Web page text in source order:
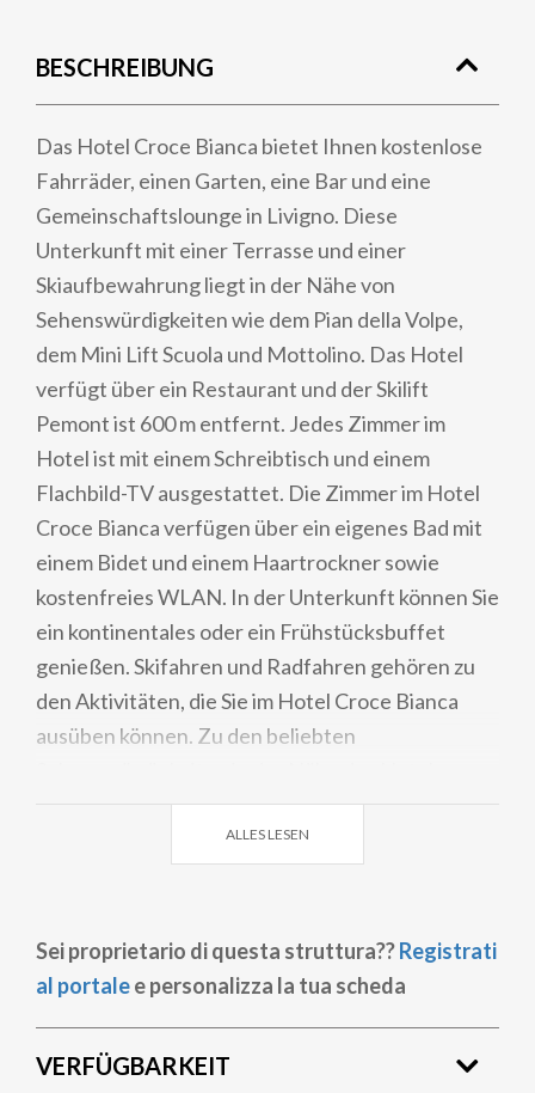
BESCHREIBUNG
Das Hotel Croce Bianca bietet Ihnen kostenlose
Fahrräder, einen Garten, eine Bar und eine
Gemeinschaftslounge in Livigno. Diese
Unterkunft mit einer Terrasse und einer
Skiaufbewahrung liegt in der Nähe von
Sehenswürdigkeiten wie dem Pian della Volpe,
dem Mini Lift Scuola und Mottolino. Das Hotel
verfügt über ein Restaurant und der Skilift
Pemont ist 600 m entfernt. Jedes Zimmer im
Hotel ist mit einem Schreibtisch und einem
Flachbild-TV ausgestattet. Die Zimmer im Hotel
Croce Bianca verfügen über ein eigenes Bad mit
einem Bidet und einem Haartrockner sowie
kostenfreies WLAN. In der Unterkunft können Sie
ein kontinentales oder ein Frühstücksbuffet
genießen. Skifahren und Radfahren gehören zu
den Aktivitäten, die Sie im Hotel Croce Bianca
ausüben können. Zu den beliebten
gehören Teola-Pianoni Bassi, Tagliede-Costaccia
und Livigno - Tagliede.ALLES LESEN
Sei proprietario di questa struttura??Registrati
al portalee personalizza la tua scheda
VERFÜGBARKEIT